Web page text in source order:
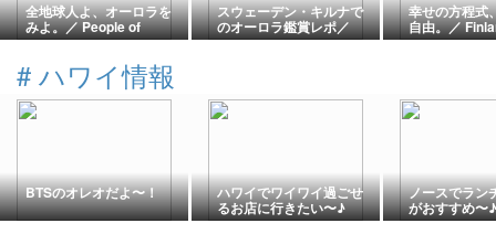
全地球人よ、オーロラを
みよ。／ People of
Earth, behold the
スウェーデン・キルナで
のオーロラ鑑賞レポ／
For the aurora, head to
幸せの方程式
自由。／
happiness =
# ハワイ情報
BTSのオレオだよ〜！ ハワイでワイワイ過ごせ
るお店に行きたい〜♪
ノースでラン
がおすすめ〜♪